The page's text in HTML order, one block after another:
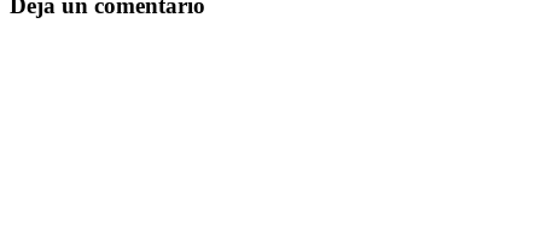
Deja un comentario